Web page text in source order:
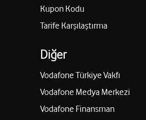
Kupon Kodu
Tarife Karşılaştırma
Diğer
Vodafone Türkiye Vakfı
Vodafone Medya Merkezi
Vodafone Finansman